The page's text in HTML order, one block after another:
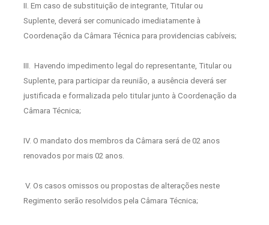
II. Em caso de substituição de integrante, Titular ou
Suplente, deverá ser comunicado imediatamente à
Coordenação da Câmara Técnica para providencias cabíveis;
III.
Havendo impedimento legal do representante, Titular ou
Suplente, para participar da reunião, a ausência deverá ser
justificada e formalizada pelo titular junto à Coordenação da
Câmara Técnica;
IV. O mandato dos membros da Câmara será de 02 anos
renovados por mais 02 anos.
V. Os casos omissos ou propostas de alterações neste
Regimento serão resolvidos pela Câmara Técnica;